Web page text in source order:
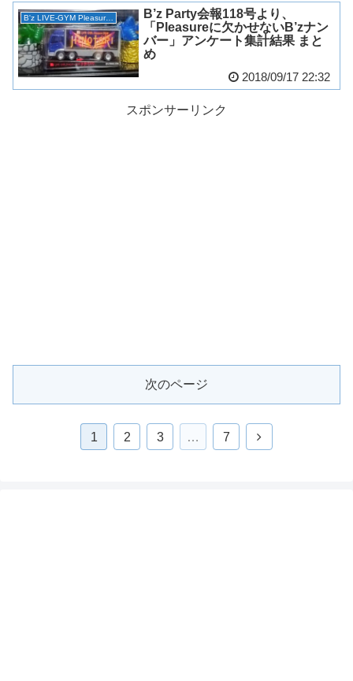
B'z LIVE-GYM Pleasure 2018 -HINOTORI-
B’z Party会報118号より、
「Pleasureに欠かせないB’zナン
バー」アンケート集計結果 まと
め
2018/09/17 22:32
スポンサーリンク
次のページ
1 2 3 … 7